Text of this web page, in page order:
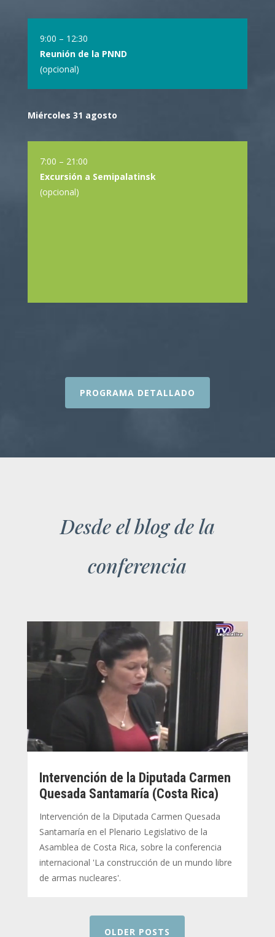
9:00 – 12:30
Reunión de la PNND
(opcional)
Miércoles 31 agosto
7:00 – 21:00
Excursión a Semipalatinsk
(opcional)
PROGRAMA DETALLADO
Desde el blog de la
conferencia
Intervención de la Diputada Carmen
Quesada Santamaría (Costa Rica)
Intervención de la Diputada Carmen Quesada
Santamaría en el Plenario Legislativo de la
Asamblea de Costa Rica, sobre la conferencia
internacional 'La construcción de un mundo libre
de armas nucleares'.
OLDER POSTS